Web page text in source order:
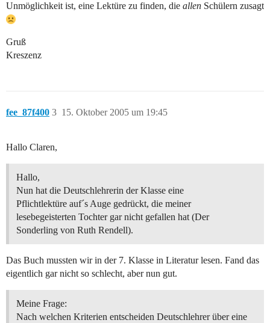
Unmöglichkeit ist, eine Lektüre zu finden, die allen Schülern zusagt
Gruß
Kreszenz
fee_87f400 15. Oktober 2005 um 19:45
3
Hallo Claren,
Hallo,
Nun hat die Deutschlehrerin der Klasse eine
Pflichtlektüre auf´s Auge gedrückt, die meiner
lesebegeisterten Tochter gar nicht gefallen hat (Der
Sonderling von Ruth Rendell).
Das Buch mussten wir in der 7. Klasse in Literatur lesen. Fand das
eigentlich gar nicht so schlecht, aber nun gut.
Meine Frage:
Nach welchen Kriterien entscheiden Deutschlehrer über eine